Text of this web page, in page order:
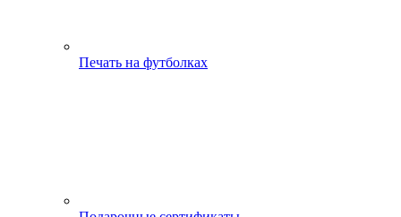
Печать на футболках